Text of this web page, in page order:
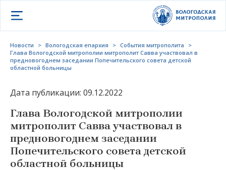
Открыть меню
Новости > Вологодская епархия > События митрополита
>
Глава Вологодской митрополии митрополит Савва участвовал в
предновогоднем заседании Попечительского совета детской
областной больницы
Дата публикации: 09.12.2022
Глава Вологодской митрополии
митрополит Савва участвовал в
предновогоднем заседании
Попечительского совета детской
областной больницы